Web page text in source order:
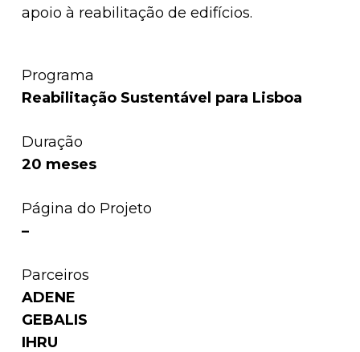
apoio à reabilitação de edifícios.
Programa
Reabilitação Sustentável para Lisboa
Duração
20 meses
Página do Projeto
–
Parceiros
ADENE
GEBALIS
IHRU